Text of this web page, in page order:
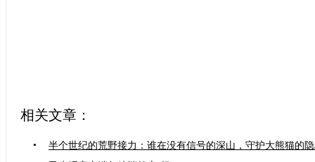
相关文章：
•
半个世纪的荒野接力：谁在没有信号的深山，守护大熊猫的